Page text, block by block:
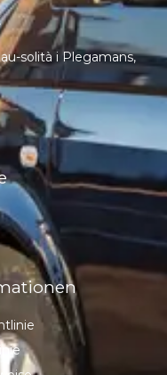
solità i Plegamans,